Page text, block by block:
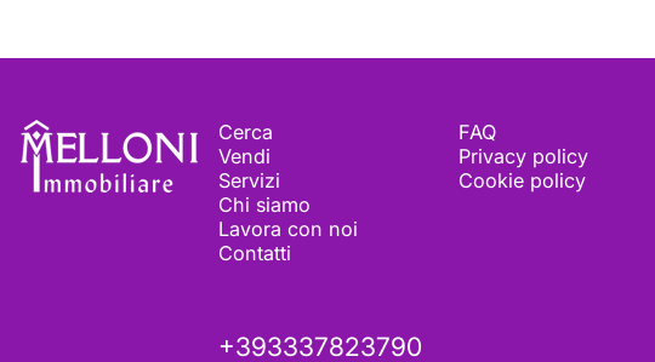
Melloni immobiliare
Cerca
Vendi
Servizi
Chi siamo
Lavora con noi
Contatti
FAQ
Privacy policy
Cookie policy
+393337823790